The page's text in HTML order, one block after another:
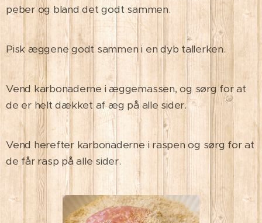
peber og bland det godt sammen.
Pisk æggene godt sammen i en dyb tallerken.
Vend karbonaderne i æggemassen, og sørg for at
de er helt dækket af æg på alle sider.
Vend herefter karbonaderne i raspen og sørg for at
de får rasp på alle sider.